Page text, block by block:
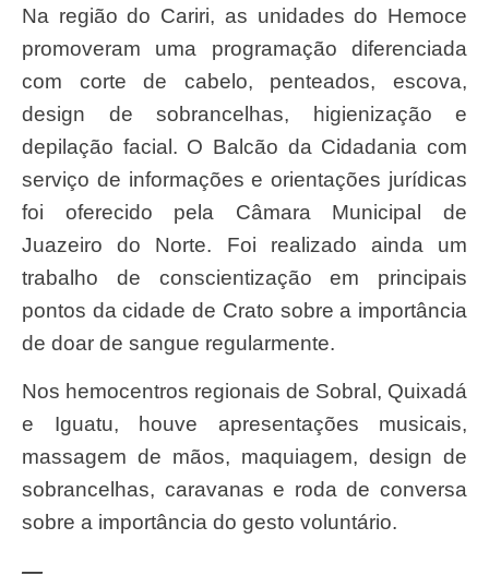
Na região do Cariri, as unidades do Hemoce
promoveram uma programação diferenciada
com corte de cabelo, penteados, escova,
design de sobrancelhas, higienização e
depilação facial. O Balcão da Cidadania com
serviço de informações e orientações jurídicas
foi oferecido pela Câmara Municipal de
Juazeiro do Norte. Foi realizado ainda um
trabalho de conscientização em principais
pontos da cidade de Crato sobre a importância
de doar de sangue regularmente.
Nos hemocentros regionais de Sobral, Quixadá
e Iguatu, houve apresentações musicais,
massagem de mãos, maquiagem, design de
sobrancelhas, caravanas e roda de conversa
sobre a importância do gesto voluntário.
—